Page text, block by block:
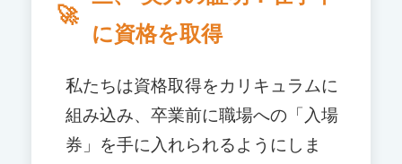
に資格を取得
私たちは資格取得をカリキュラムに
組み込み、卒業前に職場への「入場
券」を手に入れられるようにしま